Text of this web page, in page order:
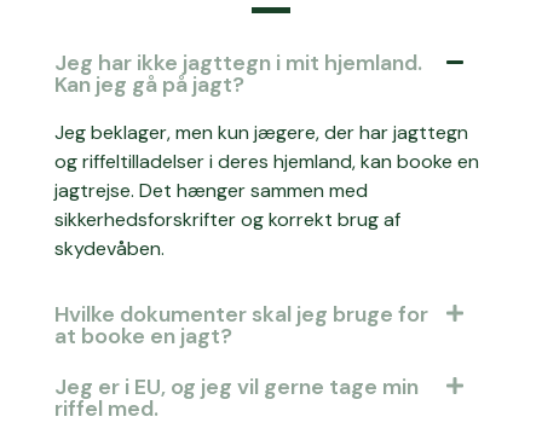
Jeg har ikke jagttegn i mit hjemland.
Kan jeg gå på jagt?
Jeg beklager, men kun jægere, der har jagttegn
og riffeltilladelser i deres hjemland, kan booke en
jagtrejse. Det hænger sammen med
sikkerhedsforskrifter og korrekt brug af
skydevåben.
Hvilke dokumenter skal jeg bruge for
at booke en jagt?
Jeg er i EU, og jeg vil gerne tage min
riffel med.